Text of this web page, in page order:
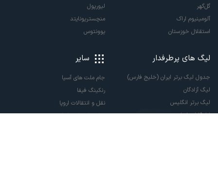
گل‌گهر
آلومینیوم اراک
استقلال خوزستان
لیورپول
منچستریونایتد
یوونتوس
لیگ های پرطرفدار
جدول لیگ برتر ایران (خلیج فارس)
لیگ آزادگان
لیگ برتر انگلیس
لالیگا اسپانیا
سایر
جام ملت های آسیا
رنکینگ فیفا
نقل و انتقالات اروپا
نقل و انتقالات ایران